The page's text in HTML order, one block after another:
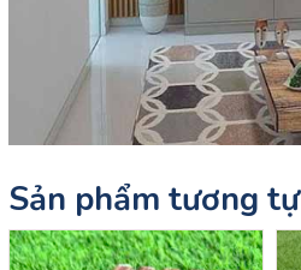
Sản phẩm tương tự